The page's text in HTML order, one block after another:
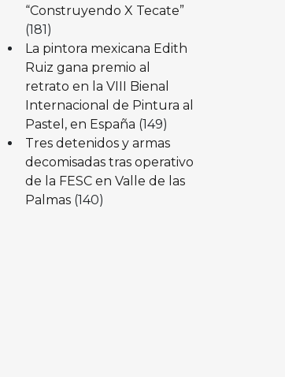
“Construyendo X Tecate”
(181)
La pintora mexicana Edith
Ruiz gana premio al
retrato en la VIII Bienal
Internacional de Pintura al
Pastel, en España (149)
Tres detenidos y armas
decomisadas tras operativo
de la FESC en Valle de las
Palmas (140)